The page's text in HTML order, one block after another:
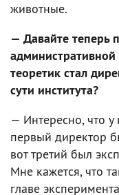
животные.
— Давайте теперь
административной
теоретик стал
сути института?
— Интересно, что у
первый директор
вот третий был
Мне кажется, что
главе